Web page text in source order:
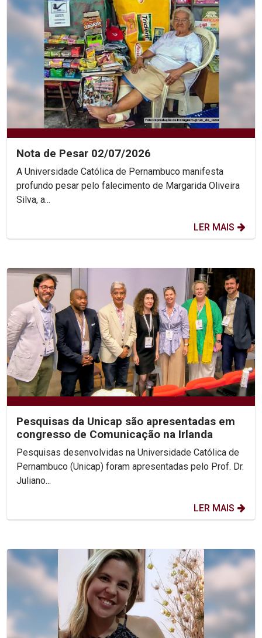
Nota de Pesar 02/07/2026
A Universidade Católica de Pernambuco manifesta
profundo pesar pelo falecimento de Margarida Oliveira
Silva, a...
LER MAIS
Pesquisas da Unicap são apresentadas em
congresso de Comunicação na Irlanda
Pesquisas desenvolvidas na Universidade Católica de
Pernambuco (Unicap) foram apresentadas pelo Prof. Dr.
Juliano...
LER MAIS